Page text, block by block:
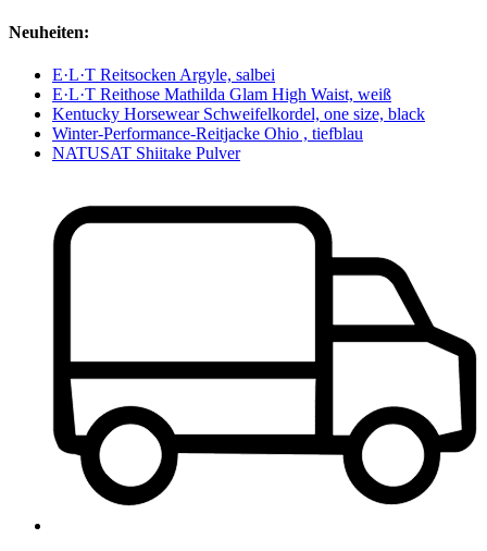
Neuheiten:
E·L·T Reitsocken Argyle, salbei
E·L·T Reithose Mathilda Glam High Waist, weiß
Kentucky Horsewear Schweifelkordel, one size, black
Winter-Performance-Reitjacke Ohio , tiefblau
NATUSAT Shiitake Pulver